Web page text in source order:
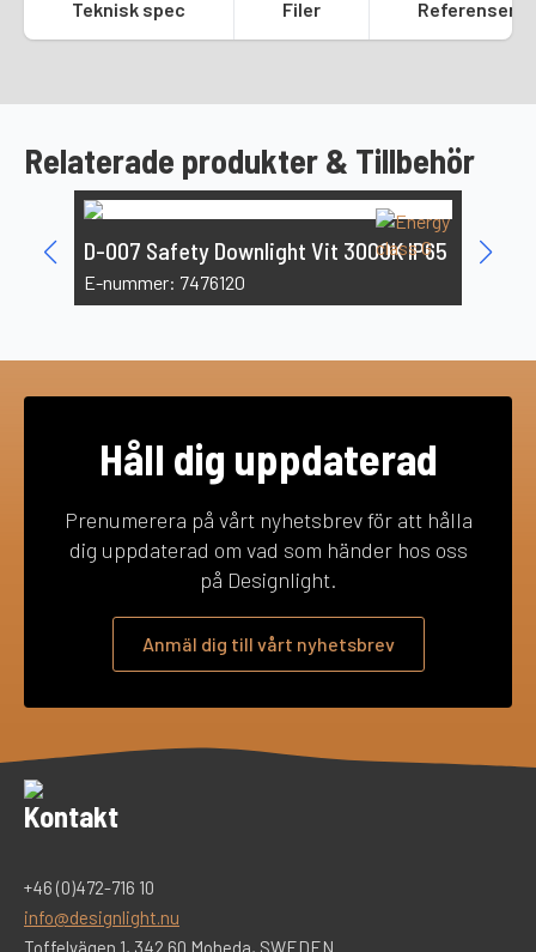
Teknisk spec Filer Referenser
Relaterade produkter & Tillbehör
D-007 Safety Downlight Vit 3000K IP65
E-nummer: 7476120
Håll dig uppdaterad
Prenumerera på vårt nyhetsbrev för att hålla
dig uppdaterad om vad som händer hos oss
på Designlight.
Anmäl dig till vårt nyhetsbrev
Kontakt
+46 (0)472-716 10
info@designlight.nu
Toffelvägen 1, 342 60 Moheda, SWEDEN